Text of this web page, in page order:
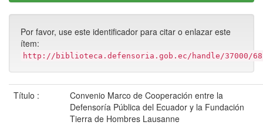
Por favor, use este identificador para citar o enlazar este
ítem:
http://biblioteca.defensoria.gob.ec/handle/37000/68
Título :
Convenio Marco de Cooperación entre la
Defensoría Pública del Ecuador y la Fundación
Tierra de Hombres Lausanne